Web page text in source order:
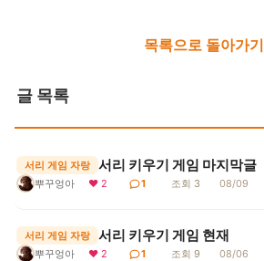
목록으로 돌아가기
글 목록
서리 게임 자랑 서리 키우기 게임 마지막글
뿌꾸엉아 ❤ 2 1 조회 3 08/09
서리 게임 자랑 서리 키우기 게임 현재
뿌꾸엉아 ❤ 2 1 조회 9 08/06